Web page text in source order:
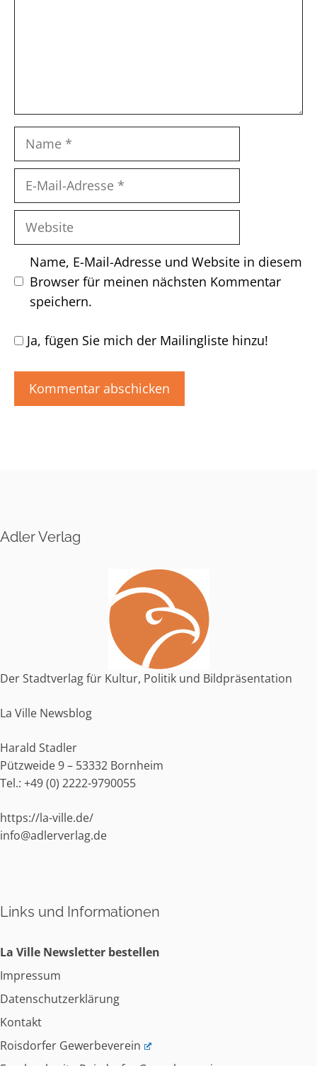
Name
Website
Name, E-Mail-Adresse und Website in diesem
Browser für meinen nächsten Kommentar
speichern.
Ja, fügen Sie mich der Mailingliste hinzu!
a
Adler Verlag
Der Stadtverlag für Kultur, Politik und Bildpräsentation
La Ville Newsblog
Harald Stadler
Pützweide 9 – 53332 Bornheim
Tel.: +49 (0) 2222-9790055
https://la-ville.de/
info@adlerverlag.de
Links und Informationen
La Ville Newsletter bestellen
Impressum
Datenschutzerklärung
Kontakt
Roisdorfer Gewerbeverein